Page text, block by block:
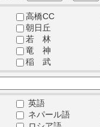
高橋CC
朝日丘
若 林
竜 神
稲 武
英語
ネパール語